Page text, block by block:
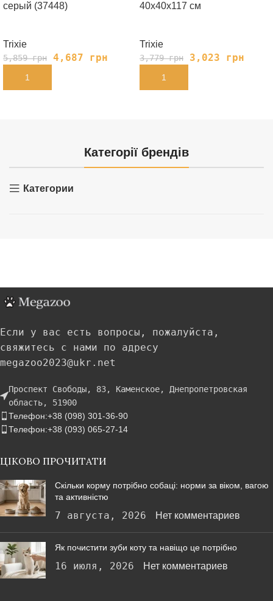
серый (37448)
Trixie
5,859грн 4,687 грн
В КОРЗИНУ
40х40х117 см
Trixie
3,779грн 3,023 грн
В КОРЗИНУ
Категорії брендів
Категории
Если у вас есть вопросы, пожалуйста,
свяжитесь с нами по адресу
megazoo2023@ukr.net
Проспект Свободы, 83, Каменское, Днепропетровская
область, 51900
Телефон:+38 (098) 301-36-90
Телефон:+38 (093) 065-27-14
ЦІКОВО ПРОЧИТАТИ
Скільки корму потрібно собаці: норми за віком, вагою
та активністю
7 августа, 2026 Нет комментариев
Як почистити зуби коту та навіщо це потрібно
16 июля, 2026 Нет комментариев